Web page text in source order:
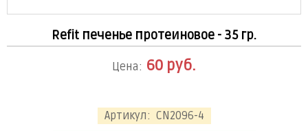
Refit печенье протеиновое - 35 гр.
Артикул: CN2096-4
Цена: 60 руб.